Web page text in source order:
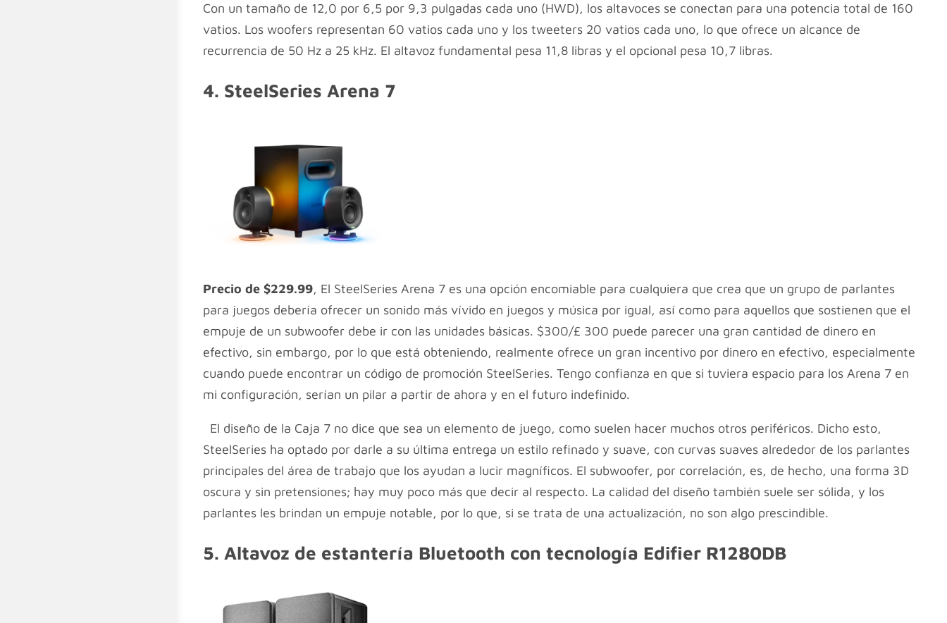
Con un tamaño de 12,0 por 6,5 por 9,3 pulgadas cada uno (HWD), los altavoces se conectan para una potencia total de 160
vatios. Los woofers representan 60 vatios cada uno y los tweeters 20 vatios cada uno, lo que ofrece un alcance de
recurrencia de 50 Hz a 25 kHz. El altavoz fundamental pesa 11,8 libras y el opcional pesa 10,7 libras.
4. SteelSeries Arena 7
Precio de $229.99, El SteelSeries Arena 7 es una opción encomiable para cualquiera que crea que un grupo de parlantes
para juegos debería ofrecer un sonido más vívido en juegos y música por igual, así como para aquellos que sostienen que el
empuje de un subwoofer debe ir con las unidades básicas. $300/£ 300 puede parecer una gran cantidad de dinero en
efectivo, sin embargo, por lo que está obteniendo, realmente ofrece un gran incentivo por dinero en efectivo, especialmente
cuando puede encontrar un código de promoción SteelSeries. Tengo confianza en que si tuviera espacio para los Arena 7 en
mi configuración, serían un pilar a partir de ahora y en el futuro indefinido.
El diseño de la Caja 7 no dice que sea un elemento de juego, como suelen hacer muchos otros periféricos. Dicho esto,
SteelSeries ha optado por darle a su última entrega un estilo refinado y suave, con curvas suaves alrededor de los parlantes
principales del área de trabajo que los ayudan a lucir magníficos. El subwoofer, por correlación, es, de hecho, una forma 3D
oscura y sin pretensiones; hay muy poco más que decir al respecto. La calidad del diseño también suele ser sólida, y los
parlantes les brindan un empuje notable, por lo que, si se trata de una actualización, no son algo prescindible.
5. Altavoz de estantería Bluetooth con tecnología Edifier R1280DB